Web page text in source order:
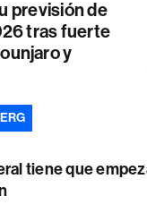
previsión de
tras fuerte
y
tiene que